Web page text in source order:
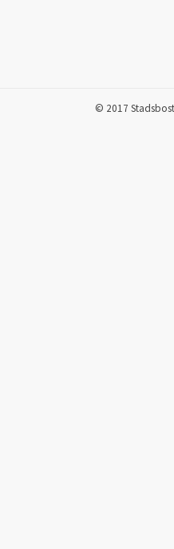
© 2017